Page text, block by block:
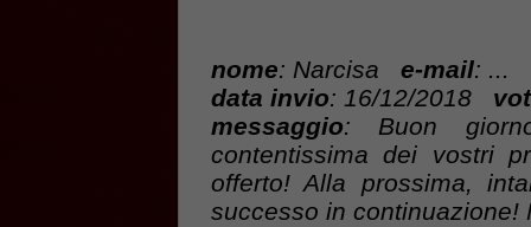
nome: Narcisa e-mail: ...
data invio: 16/12/2018
messaggio: Buon
contentissima dei vostri
offerto! Alla prossima,
successo in continuazione!